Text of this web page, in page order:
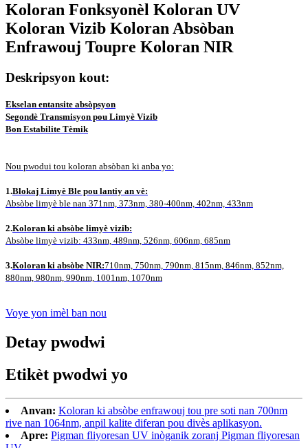
Koloran Fonksyonèl Koloran UV
Koloran Vizib Koloran Absòban
Enfrawouj Toupre Koloran NIR
Deskripsyon kout:
Ekselan entansite absòpsyon
Segondè Transmisyon pou Limyè Vizib
Bon Estabilite Tèmik
Nou pwodui tou koloran absòban ki anba yo:
1.Blokaj Limyè Ble pou lantiy an vè:
Absòbe limyè ble nan 371nm, 373nm, 380-400nm, 402nm, 433nm
2.Koloran ki absòbe limyè vizib:
Absòbe limyè vizib: 433nm, 489nm, 526nm, 606nm, 685nm
3.Koloran ki absòbe NIR:710nm, 750nm, 790nm, 815nm, 846nm, 852nm,
880nm, 980nm, 990nm, 1001nm, 1070nm
Voye yon imèl ban nou
Detay pwodwi
Etikèt pwodwi yo
Anvan: Koloran ki absòbe enfrawouj tou pre soti nan 700nm
rive nan 1064nm, anpil kalite diferan pou divès aplikasyon.
Apre: Pigman fliyoresan UV inòganik zoranj Pigman fliyoresan